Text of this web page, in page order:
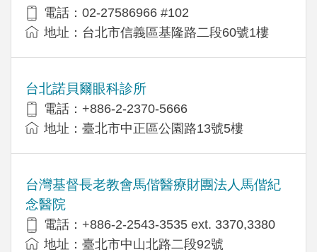
電話：02-27586966 #102
地址：台北市信義區基隆路二段60號1樓
台北諾貝爾眼科診所
電話：+886-2-2370-5666
地址：臺北市中正區公園路13號5樓
台灣基督長老教會馬偕醫療財團法人馬偕紀
念醫院
電話：+886-2-2543-3535 ext. 3370,3380
地址：臺北市中山北路二段92號